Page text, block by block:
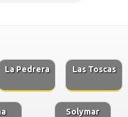
La Pedrera Las Toscas
Solymar